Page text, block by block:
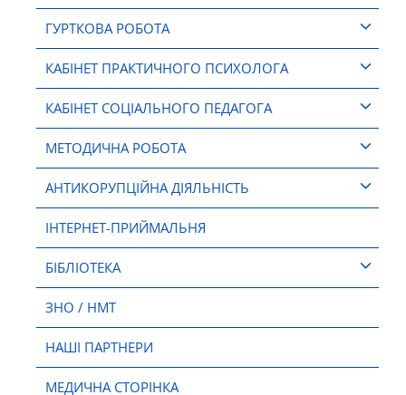
ГУРТКОВА РОБОТА
КАБІНЕТ ПРАКТИЧНОГО ПСИХОЛОГА
КАБІНЕТ СОЦІАЛЬНОГО ПЕДАГОГА
МЕТОДИЧНА РОБОТА
АНТИКОРУПЦІЙНА ДІЯЛЬНІСТЬ
ІНТЕРНЕТ-ПРИЙМАЛЬНЯ
БІБЛІОТЕКА
ЗНО / НМТ
НАШІ ПАРТНЕРИ
МЕДИЧНА СТОРІНКА